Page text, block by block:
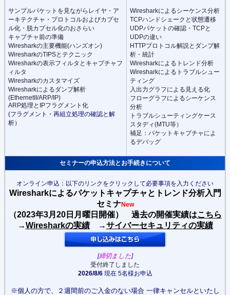
サンプルパケットを見ながらレイヤ・ア
ーキテクチャ・プロトコルおよびカプセ
ル化・脱カプセル化のおさらい
キャプチャ前の準備
Wiresharkの主要機能(ハンズオン)
WiresharkのTIPSとテクニック
Wiresharkの表示フィルタとキャプチャフ
ィルタ
Wiresharkのカスタマイズ
Wiresharkによるダンプ解析
(EthernetII/ARP/IP)
ARP処理とIPフラグメント化
(フラグメント・再組立処理の確認と解
析）
Wiresharkによるシーケンス分析
TCPハンドシェークと状態遷移
UDPパケットの確認・TCPと
UDPの違い
HTTPプロトコル解説とダンプ解
析・統計
Wiresharkによるトレンド分析
Wiresharkによるトラブルシュー
ティング
入出力グラフによる見える化
フローグラフによるシーケンス
分析
トラブルシューティングケース
スタディ(MTU等）
補足：パケットキャプチャによ
るデバッグ
セミナーの申込方法とお手続きについて
オンライン申込：以下のリンクをクリックして必要事項を入力ください
Wiresharkによるパケットキャプチャとトレンド分析入門
セミナNew
（2023年3月20日月曜日開催） 過去の開催実績はこちら
→Wiresharkの実績→サイバーセキュリティの実績
[締切ました]
受付終了しました
2026/8/6 現在 5名様お申込
※個人の方で、２週間前のご入金のない場合 一律キャンセルといたし